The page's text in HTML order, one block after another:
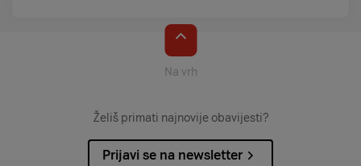
Na vrh
Želiš primati najnovije obavijesti?
Prijavi se na newsletter